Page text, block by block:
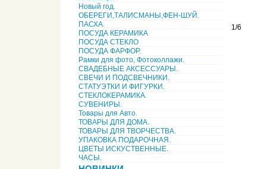
Новый год.
ОБЕРЕГИ,ТАЛИСМАНЫ,ФЕН-ШУЙ.
ПАСХА.
ПОСУДА КЕРАМИКА
ПОСУДА СТЕКЛО
ПОСУДА ФАРФОР.
Рамки для фото, Фотоколлажи.
СВАДЕБНЫЕ АКСЕССУАРЫ.
СВЕЧИ И ПОДСВЕЧНИКИ.
СТАТУЭТКИ И ФИГУРКИ.
СТЕКЛОКЕРАМИКА.
СУВЕНИРЫ.
Товары для Авто.
ТОВАРЫ ДЛЯ ДОМА.
ТОВАРЫ ДЛЯ ТВОРЧЕСТВА.
УПАКОВКА ПОДАРОЧНАЯ.
ЦВЕТЫ ИСКУСТВЕННЫЕ.
ЧАСЫ.
1/6